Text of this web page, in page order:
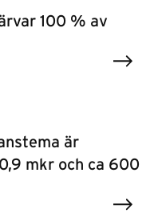
100 % av
är
mkr och ca 600